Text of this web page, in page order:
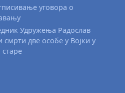
уговора о
Удружења Радослав
две особе у Војки у